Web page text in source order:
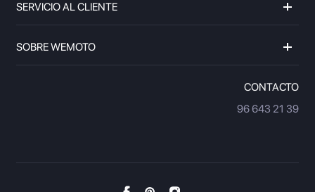
SERVICIO AL CLIENTE
SOBRE WEMOTO
CONTACTO
96 643 21 39